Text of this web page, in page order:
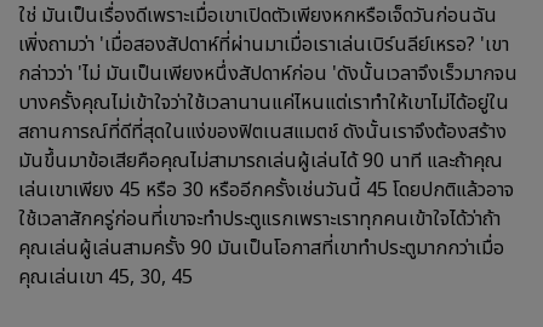
ใช่ มันเป็นเรื่องดีเพราะเมื่อเขาเปิดตัวเพียงหกหรือเจ็ดวันก่อนฉัน
เพิ่งถามว่า 'เมื่อสองสัปดาห์ที่ผ่านมาเมื่อเราเล่นเบิร์นลีย์เหรอ? 'เขา
กล่าวว่า 'ไม่ มันเป็นเพียงหนึ่งสัปดาห์ก่อน 'ดังนั้นเวลาจึงเร็วมากจน
บางครั้งคุณไม่เข้าใจว่าใช้เวลานานแค่ไหนแต่เราทำให้เขาไม่ได้อยู่ใน
สถานการณ์ที่ดีที่สุดในแง่ของฟิตเนสแมตช์ ดังนั้นเราจึงต้องสร้าง
มันขึ้นมาข้อเสียคือคุณไม่สามารถเล่นผู้เล่นได้ 90 นาที และถ้าคุณ
เล่นเขาเพียง 45 หรือ 30 หรืออีกครั้งเช่นวันนี้ 45 โดยปกติแล้วอาจ
ใช้เวลาสักครู่ก่อนที่เขาจะทำประตูแรกเพราะเราทุกคนเข้าใจได้ว่าถ้า
คุณเล่นผู้เล่นสามครั้ง 90 มันเป็นโอกาสที่เขาทำประตูมากกว่าเมื่อ
คุณเล่นเขา 45, 30, 45